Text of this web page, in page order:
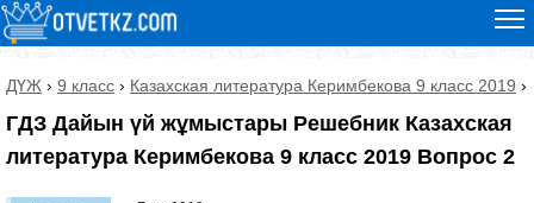
ДҮЖ › 9 класс › Казахская литература Керимбекова 9 класс 2019 ›
ГДЗ Дайын үй жұмыстары Решебник Казахская
литература Керимбекова 9 класс 2019 Вопрос 2